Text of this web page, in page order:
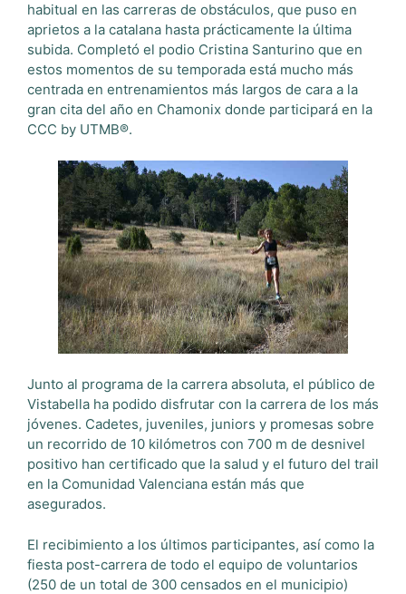
habitual en las carreras de obstáculos, que puso en
aprietos a la catalana hasta prácticamente la última
subida. Completó el podio Cristina Santurino que en
estos momentos de su temporada está mucho más
centrada en entrenamientos más largos de cara a la
gran cita del año en Chamonix donde participará en la
CCC by UTMB®.
Junto al programa de la carrera absoluta, el público de
Vistabella ha podido disfrutar con la carrera de los más
jóvenes. Cadetes, juveniles, juniors y promesas sobre
un recorrido de 10 kilómetros con 700 m de desnivel
positivo han certificado que la salud y el futuro del trail
en la Comunidad Valenciana están más que
asegurados.
El recibimiento a los últimos participantes, así como la
fiesta post-carrera de todo el equipo de voluntarios
(250 de un total de 300 censados en el municipio)